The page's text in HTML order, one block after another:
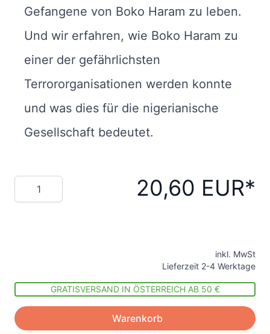
Gefangene von Boko Haram zu leben.
Und wir erfahren, wie Boko Haram zu
einer der gefährlichsten
Terrororganisationen werden konnte
und was dies für die nigerianische
Gesellschaft bedeutet.
Menge 20,60 EUR
inkl. MwSt
Lieferzeit 2-4 Werktage
GRATISVERSAND IN ÖSTERREICH AB 50 €
Warenkorb